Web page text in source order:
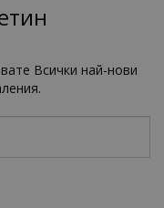
Всички най-нови